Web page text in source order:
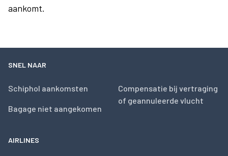
aankomt.
SNEL NAAR
Schiphol aankomsten
Bagage niet aangekomen
Compensatie bij vertraging
of geannuleerde vlucht
AIRLINES